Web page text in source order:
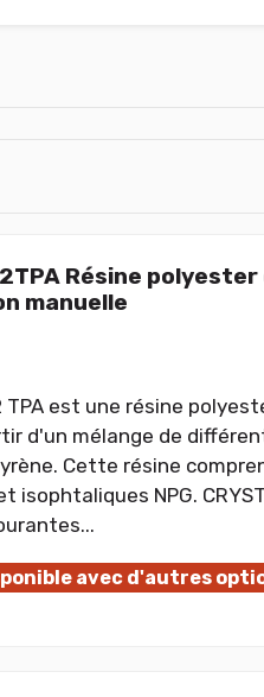
Résine
manuelle
TPA est une résine
d'un mélange de
Cette résine
isophtaliques NPG.
avec d'autres